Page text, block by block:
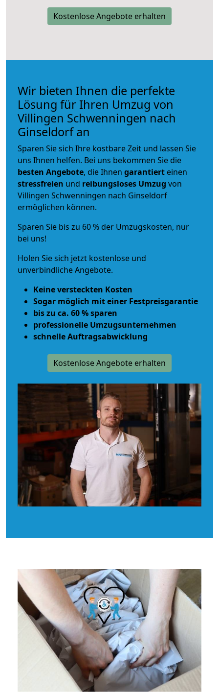
Kostenlose Angebote erhalten
Wir bieten Ihnen die perfekte
Lösung für Ihren Umzug von
Villingen Schwenningen nach
Ginseldorf an
Sparen Sie sich Ihre kostbare Zeit und lassen Sie
uns Ihnen helfen. Bei uns bekommen Sie die
besten Angebote, die Ihnen garantiert einen
stressfreien und reibungsloses Umzug von
Villingen Schwenningen nach Ginseldorf
ermöglichen können.
Sparen Sie bis zu 60 % der Umzugskosten, nur
bei uns!
Holen Sie sich jetzt kostenlose und
unverbindliche Angebote.
Keine versteckten Kosten
Sogar möglich mit einer Festpreisgarantie
bis zu ca. 60 % sparen
professionelle Umzugsunternehmen
schnelle Auftragsabwicklung
Kostenlose Angebote erhalten